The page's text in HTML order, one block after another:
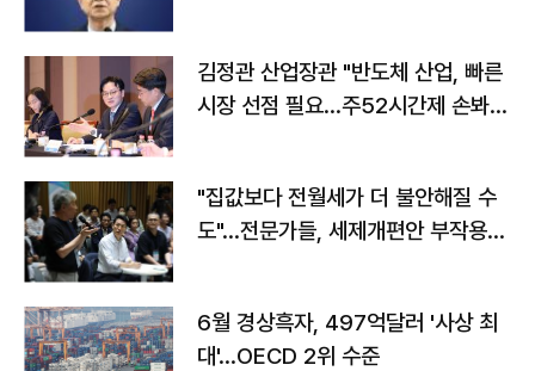
김정관 산업장관 "반도체 산업, 빠른
시장 선점 필요…주52시간제 손봐
"집값보다 전월세가 더 불안해질 수
도"…전문가들, 세제개편안 부작용
6월 경상흑자, 497억달러 '사상 최
대'…OECD 2위 수준